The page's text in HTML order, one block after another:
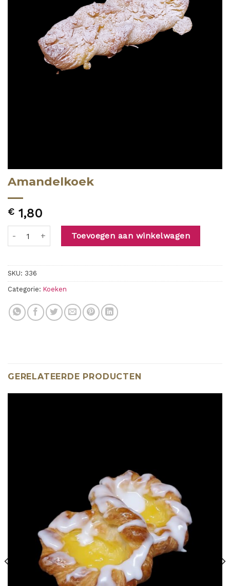
Amandelkoek
€ 1,80
Amandelkoek aantalToevoegen aan winkelwagen
SKU: 336
Categorie: Koeken
GERELATEERDE PRODUCTEN